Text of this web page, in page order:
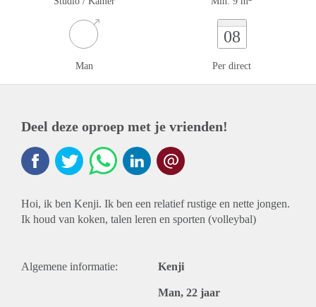
Man
08
Per direct
Deel deze oproep met je vrienden!
Hoi, ik ben Kenji. Ik ben een relatief rustige en nette jongen.
Ik houd van koken, talen leren en sporten (volleybal)
Algemene informatie: Kenji
Man, 22 jaar